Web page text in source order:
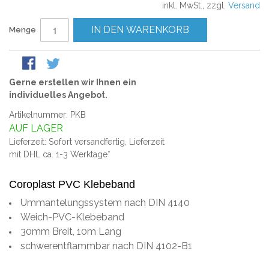
inkl. MwSt., zzgl. Versand
Menge IN DEN WARENKORB
Gerne erstellen wir Ihnen ein
individuelles Angebot.
Artikelnummer: PKB
AUF LAGER
Lieferzeit: Sofort versandfertig, Lieferzeit
mit DHL ca. 1-3 Werktage*
Coroplast PVC Klebeband
Ummantelungssystem nach DIN 4140
Weich-PVC-Klebeband
30mm Breit, 10m Lang
schwerentflammbar nach DIN 4102-B1